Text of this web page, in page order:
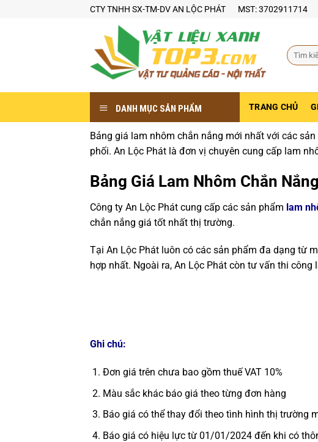
CTY TNHH SX-TM-DV AN LỘC PHÁT MST: 3702911714
Tìm
kiếm:
DANH MỤC SẢN PHẨM TRANG CHỦ
Bảng giá lam nhôm chắn nắng mới nhất với các
phối. An Lộc Phát là đơn vị chuyên cung cấp lam
Bảng Giá Lam Nhôm Chắn
Công ty An Lộc Phát cung cấp các sản phẩm lam
chắn nắng giá tốt nhất thị trường.
Tại An Lộc Phát luôn có các sản phẩm đa dạng từ
hợp nhất. Ngoài ra, An Lộc Phát còn tư vấn thi
Ghi chú:
Đơn giá trên chưa bao gồm thuế VAT 10%
Màu sắc khác báo giá theo từng đơn hàng
Báo giá có thể thay đổi theo tình hình thị trường
Báo giá có hiệu lực từ 01/01/2024 đến khi có